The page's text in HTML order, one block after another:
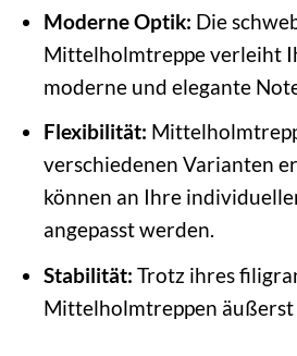
Moderne Optik: Die
Mittelholmtreppe verleiht
moderne und elegante
Flexibilität:
verschiedenen Varianten
können an Ihre
angepasst werden.
Stabilität: Trotz ihres
Mittelholmtreppen äußerst